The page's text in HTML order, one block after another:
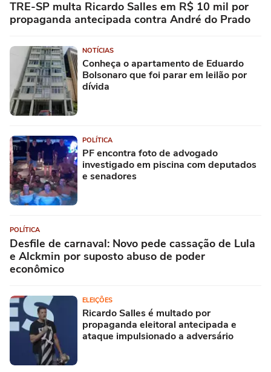
TRE-SP multa Ricardo Salles em R$ 10 mil por
propaganda antecipada contra André do Prado
NOTÍCIAS
Conheça o apartamento de Eduardo
Bolsonaro que foi parar em leilão por
dívida
POLÍTICA
PF encontra foto de advogado
investigado em piscina com deputados
e senadores
POLÍTICA
Desfile de carnaval: Novo pede cassação de Lula
e Alckmin por suposto abuso de poder
econômico
ELEIÇÕES
Ricardo Salles é multado por
propaganda eleitoral antecipada e
ataque impulsionado a adversário